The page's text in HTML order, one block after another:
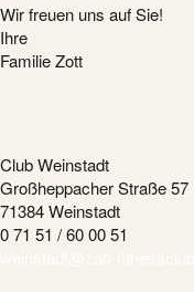
Wir freuen uns auf Sie!
Ihre
Familie Zott
Club Weinstadt
Großheppacher Straße 57
71384 Weinstadt
0 71 51 / 60 00 51